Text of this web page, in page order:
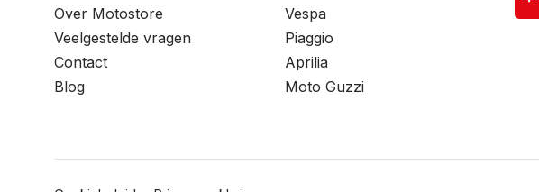
Over Motostore
Veelgestelde vragen
Contact
Blog
Vespa
Piaggio
Aprilia
Moto Guzzi